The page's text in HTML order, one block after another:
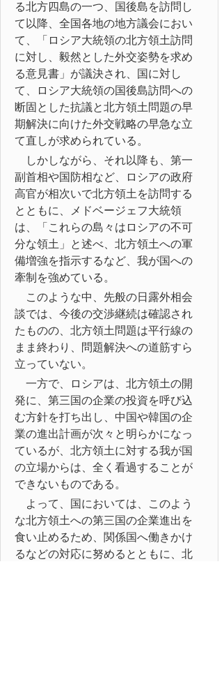
る北方四島の一つ、国後島を訪問し
て以降、全国各地の地方議会におい
て、「ロシア大統領の北方領土訪問
に対し、毅然とした外交姿勢を求め
る意見書」が議決され、国に対し
て、ロシア大統領の国後島訪問への
断固とした抗議と北方領土問題の早
期解決に向けた外交戦略の早急な立
て直しが求められている。
しかしながら、それ以降も、第一
副首相や国防相など、ロシアの政府
高官が相次いで北方領土を訪問する
とともに、メドベージェフ大統領
は、「これらの島々はロシアの不可
分な領土」と述べ、北方領土への軍
備増強を指示するなど、我が国への
牽制を強めている。
このような中、先般の日露外相会
談では、今後の交渉継続は確認され
たものの、北方領土問題は平行線の
まま終わり、問題解決への道筋すら
立っていない。
一方で、ロシアは、北方領土の開
発に、第三国の企業の投資を呼び込
む方針を打ち出し、中国や韓国の企
業の進出計画が次々と明らかになっ
ているが、北方領土に対する我が国
の立場からは、全く看過することが
できないものである。
よって、国においては、このよう
な北方領土への第三国の企業進出を
食い止めるため、関係国へ働きかけ
るなどの対応に努めるとともに、北